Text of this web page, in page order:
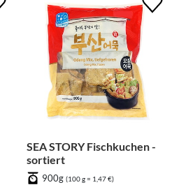
SEA STORY Fischkuchen -
sortiert
900g (100 g = 1,47 €)